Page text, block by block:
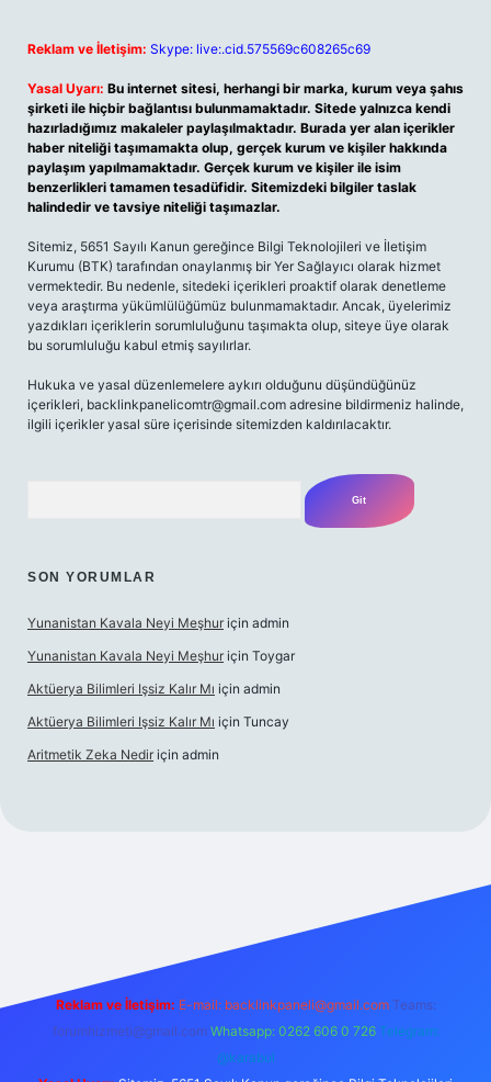
Reklam ve İletişim: Skype: live:.cid.575569c608265c69
Yasal Uyarı: Bu internet sitesi, herhangi bir marka, kurum veya şahıs
şirketi ile hiçbir bağlantısı bulunmamaktadır. Sitede yalnızca kendi
hazırladığımız makaleler paylaşılmaktadır. Burada yer alan içerikler
haber niteliği taşımamakta olup, gerçek kurum ve kişiler hakkında
paylaşım yapılmamaktadır. Gerçek kurum ve kişiler ile isim
benzerlikleri tamamen tesadüfidir. Sitemizdeki bilgiler taslak
halindedir ve tavsiye niteliği taşımazlar.
Sitemiz, 5651 Sayılı Kanun gereğince Bilgi Teknolojileri ve İletişim
Kurumu (BTK) tarafından onaylanmış bir Yer Sağlayıcı olarak hizmet
vermektedir. Bu nedenle, sitedeki içerikleri proaktif olarak denetleme
veya araştırma yükümlülüğümüz bulunmamaktadır. Ancak, üyelerimiz
yazdıkları içeriklerin sorumluluğunu taşımakta olup, siteye üye olarak
bu sorumluluğu kabul etmiş sayılırlar.
Hukuka ve yasal düzenlemelere aykırı olduğunu düşündüğünüz
içerikleri, backlinkpanelicomtr@gmail.com adresine bildirmeniz halinde,
ilgili içerikler yasal süre içerisinde sitemizden kaldırılacaktır.
SON YORUMLAR
Yunanistan Kavala Neyi Meşhur için admin
Yunanistan Kavala Neyi Meşhur için Toygar
Aktüerya Bilimleri Işsiz Kalır Mı için admin
Aktüerya Bilimleri Işsiz Kalır Mı için Tuncay
Aritmetik Zeka Nedir için admin
Reklam ve İletişim: E-mail: backlinkpaneli@gmail.com Teams:
forumhizmeti@gmail.com Whatsapp: 0262 606 0 726 Telegram:
@karabul